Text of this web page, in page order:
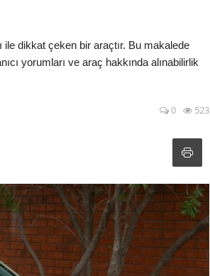
dikkat çeken bir araçtır. Bu makalede
yorumları ve araç hakkında alınabilirlik
0 523